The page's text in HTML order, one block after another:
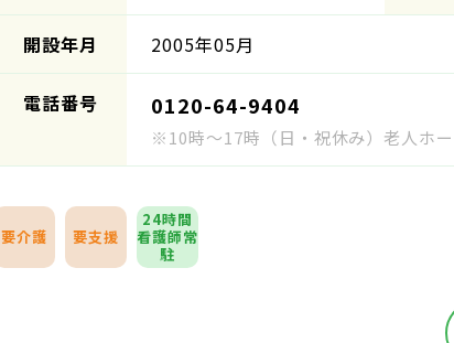
開設年月 2005年05月
電話番号 0120-64-9404
※10時～17時（日・祝休み）老人ホ
要介護 要支援
24時間
看護師常
駐